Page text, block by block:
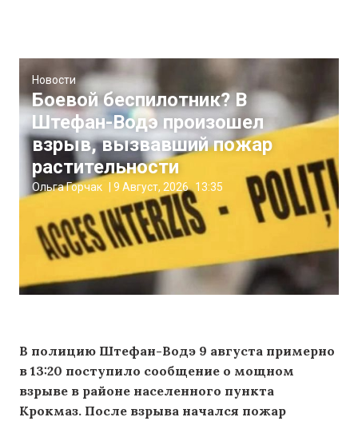
Новости
Боевой беспилотник? В
Штефан-Водэ произошел
взрыв, вызвавший пожар
растительности
Ольга Горчак 9 Август, 2026 13:35
В полицию Штефан-Водэ 9 августа примерно
в 13:20 поступило сообщение о мощном
взрыве в районе населенного пункта
Крокмаз. После взрыва начался пожар